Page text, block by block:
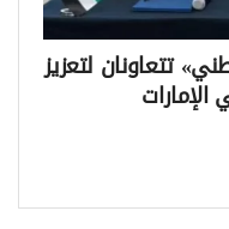
تتعاونان لتعزيز